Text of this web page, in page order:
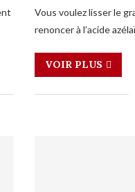
Vous voulez lisser le
renoncer à l’acide
VOIR PLUS